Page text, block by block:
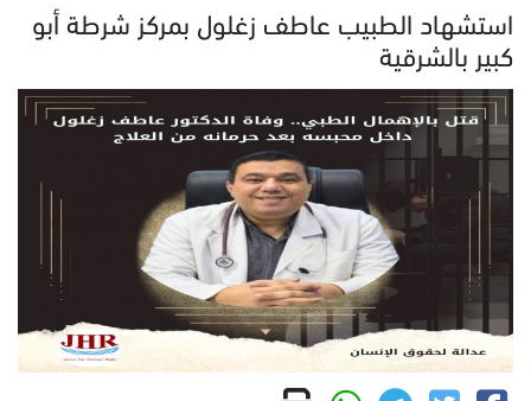
استشهاد الطبيب عاطف زغلول بمركز شرطة أبو
كبير بالشرقية